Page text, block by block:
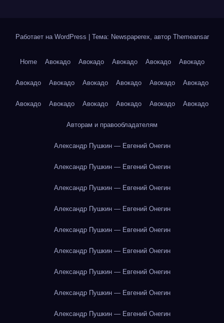
Работает на WordPress Тема: Newspaperex, автор Themeansar
Home Авокадо Авокадо Авокадо Авокадо Авокадо
Авокадо Авокадо Авокадо Авокадо Авокадо Авокадо
Авокадо Авокадо Авокадо Авокадо Авокадо Авокадо
Авторам и правообладателям
Александр Пушкин — Евгений Онегин
Александр Пушкин — Евгений Онегин
Александр Пушкин — Евгений Онегин
Александр Пушкин — Евгений Онегин
Александр Пушкин — Евгений Онегин
Александр Пушкин — Евгений Онегин
Александр Пушкин — Евгений Онегин
Александр Пушкин — Евгений Онегин
Александр Пушкин — Евгений Онегин